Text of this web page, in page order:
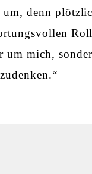
um, denn
um mich,